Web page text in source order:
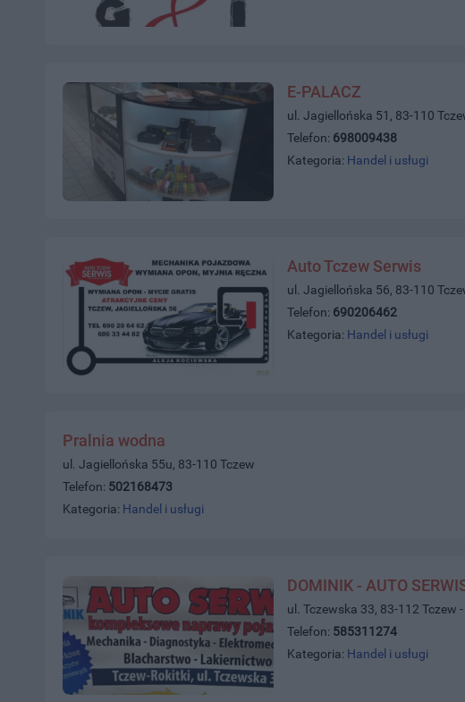
E-PALACZ
ul. Jagiellońska 51, 83-110
Telefon: 698009438
Kategoria: Handel i usługi
Auto Tczew Serwis
ul. Jagiellońska 56, 83-110
Telefon: 690206462
Kategoria: Handel i usługi
Pralnia wodna
ul. Jagiellońska 55u, 83-110 Tczew
Telefon: 502168473
Kategoria: Handel i usługi
DOMINIK - AUTO
ul. Tczewska 33, 83-112 Tczew
Telefon: 585311274
Kategoria: Handel i usługi